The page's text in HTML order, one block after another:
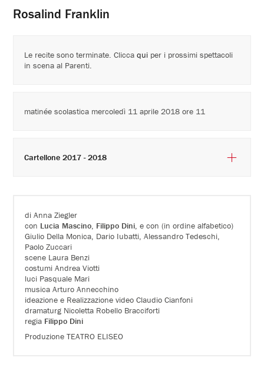
Rosalind Franklin
di Anna Ziegler
con Lucia Mascino Filippo Dini , e con (in ordine alfabetico)
Giulio Della Monica, Dario Iubatti, Alessandro Tedeschi,
Paolo Zuccari
scene Laura Benzi
costumi Andrea Viotti
luci Pasquale Mari
musica Arturo Annecchino
ideazione e Realizzazione video Claudio Cianfoni
dramaturg Nicoletta Robello Bracciforti
regia Filippo Dini
Produzione TEATRO ELISEO
Le recite sono terminate. Cliccaqui per i prossimi spettacoli
in scena al Parenti.
matinée scolastica mercoledì 11 aprile 2018 ore 11
Cartellone 2017 - 2018